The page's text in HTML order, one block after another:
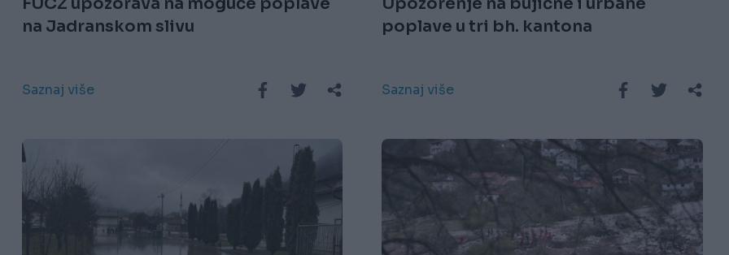
na Jadranskom slivu
Saznaj više
poplave u tri bh. kantona
Saznaj više